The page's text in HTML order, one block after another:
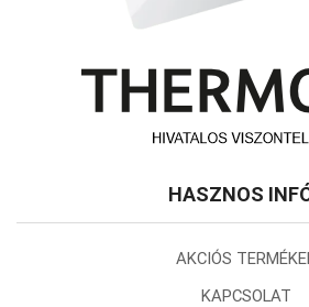
HASZNOS
AKCIÓS
KAPCSOLAT